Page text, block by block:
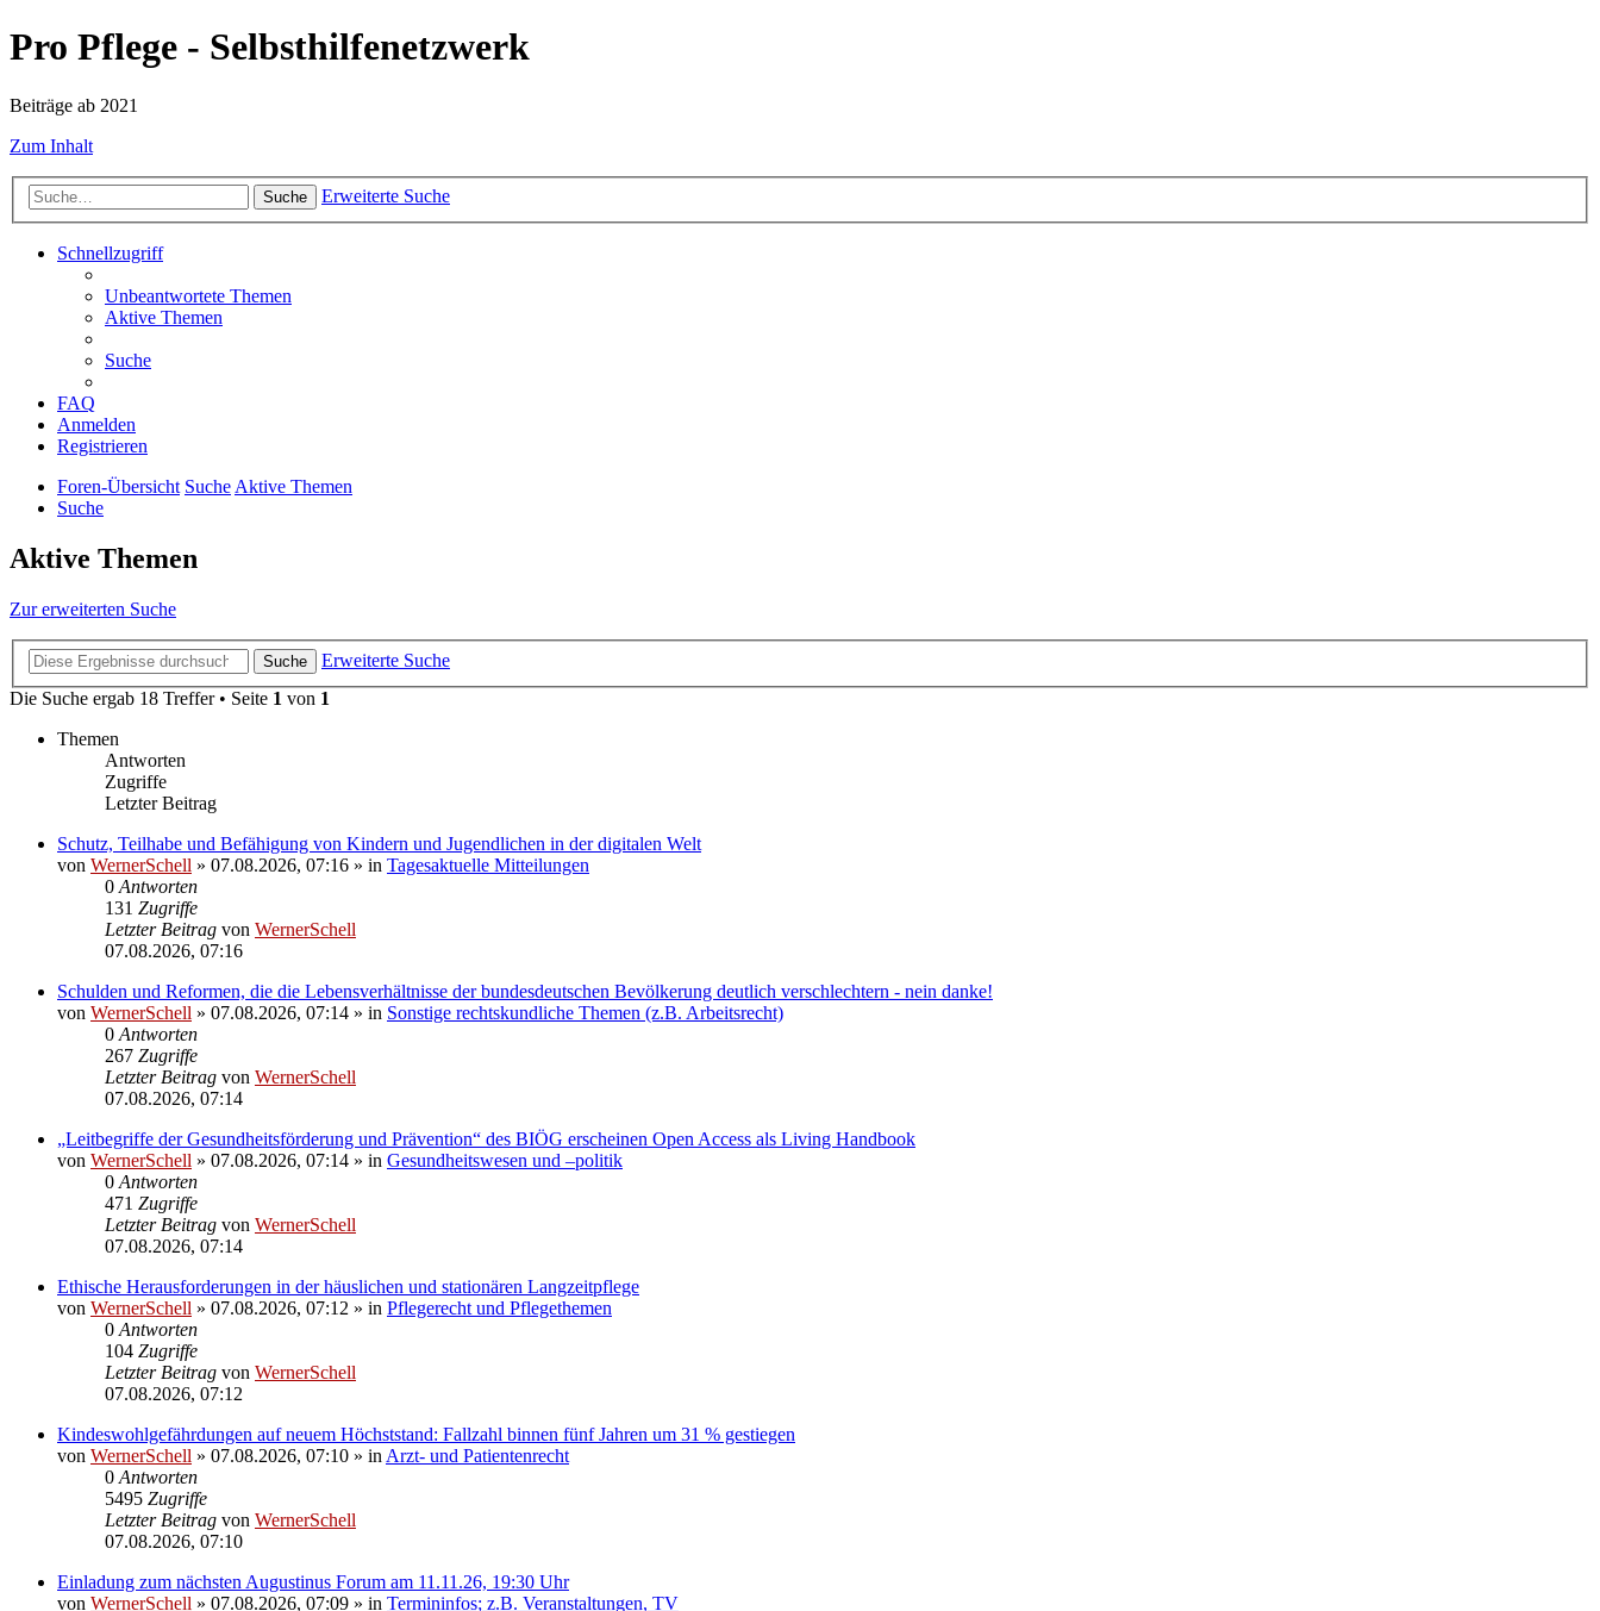
Pro Pflege - Selbsthilfenetzwerk
Beiträge ab 2021
Zum Inhalt
Suche Erweiterte Suche
Schnellzugriff
Unbeantwortete Themen
Aktive Themen
Suche
FAQ
Anmelden
Registrieren
Foren-Übersicht SucheAktive Themen
Suche
Aktive Themen
Zur erweiterten Suche
Suche
Erweiterte Suche
Die Suche ergab 18 Treffer • Seite 1 von 1
Themen
Antworten
Zugriffe
Letzter Beitrag
Schutz, Teilhabe und Befähigung von Kindern und Jugendlichen in der digitalen Welt
von WernerSchell » 07.08.2026, 07:16 » in Tagesaktuelle Mitteilungen
0 Antworten
131 Zugriffe
Letzter Beitrag von WernerSchell
07.08.2026, 07:16
Schulden und Reformen, die die Lebensverhältnisse der bundesdeutschen Bevölkerung deutlich verschlechtern - nein danke!
von WernerSchell » 07.08.2026, 07:14 » in Sonstige rechtskundliche Themen (z.B. Arbeitsrecht)
0 Antworten
267 Zugriffe
Letzter Beitrag von WernerSchell
07.08.2026, 07:14
„Leitbegriffe der Gesundheitsförderung und Prävention“ des BIÖG erscheinen Open Access als Living Handbook
von WernerSchell » 07.08.2026, 07:14 » in Gesundheitswesen und –politik
0 Antworten
471 Zugriffe
Letzter Beitrag von WernerSchell
07.08.2026, 07:14
Ethische Herausforderungen in der häuslichen und stationären Langzeitpflege
von WernerSchell » 07.08.2026, 07:12 » in Pflegerecht und Pflegethemen
0 Antworten
104 Zugriffe
Letzter Beitrag von WernerSchell
07.08.2026, 07:12
Kindeswohlgefährdungen auf neuem Höchststand: Fallzahl binnen fünf Jahren um 31 % gestiegen
von WernerSchell » 07.08.2026, 07:10 » in Arzt- und Patientenrecht
0 Antworten
5495 Zugriffe
Letzter Beitrag von WernerSchell
07.08.2026, 07:10
Einladung zum nächsten Augustinus Forum am 11.11.26, 19:30 Uhr
von WernerSchell » 07.08.2026, 07:09 » in Termininfos; z.B. Veranstaltungen, TV